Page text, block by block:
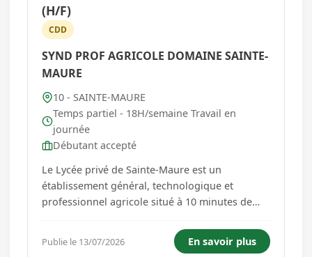
(H/F)
CDD
SYND PROF AGRICOLE DOMAINE SAINTE-
MAURE
10 - SAINTE-MAURE
Temps partiel - 18H/semaine Travail en
journée
Débutant accepté
Le Lycée privé de Sainte-Maure est un
établissement général, technologique et
professionnel agricole situé à 10 minutes de
BTS, notamment dans les domaines de
l'agriculture, de l'environnement, de l'eau, de la
Publie le 13/07/2026 En savoir plus